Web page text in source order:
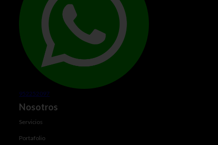
952252097
Nosotros
Servicios
Portafolio